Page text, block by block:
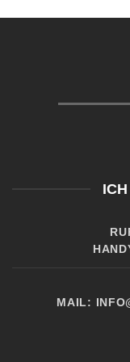
MAIL: